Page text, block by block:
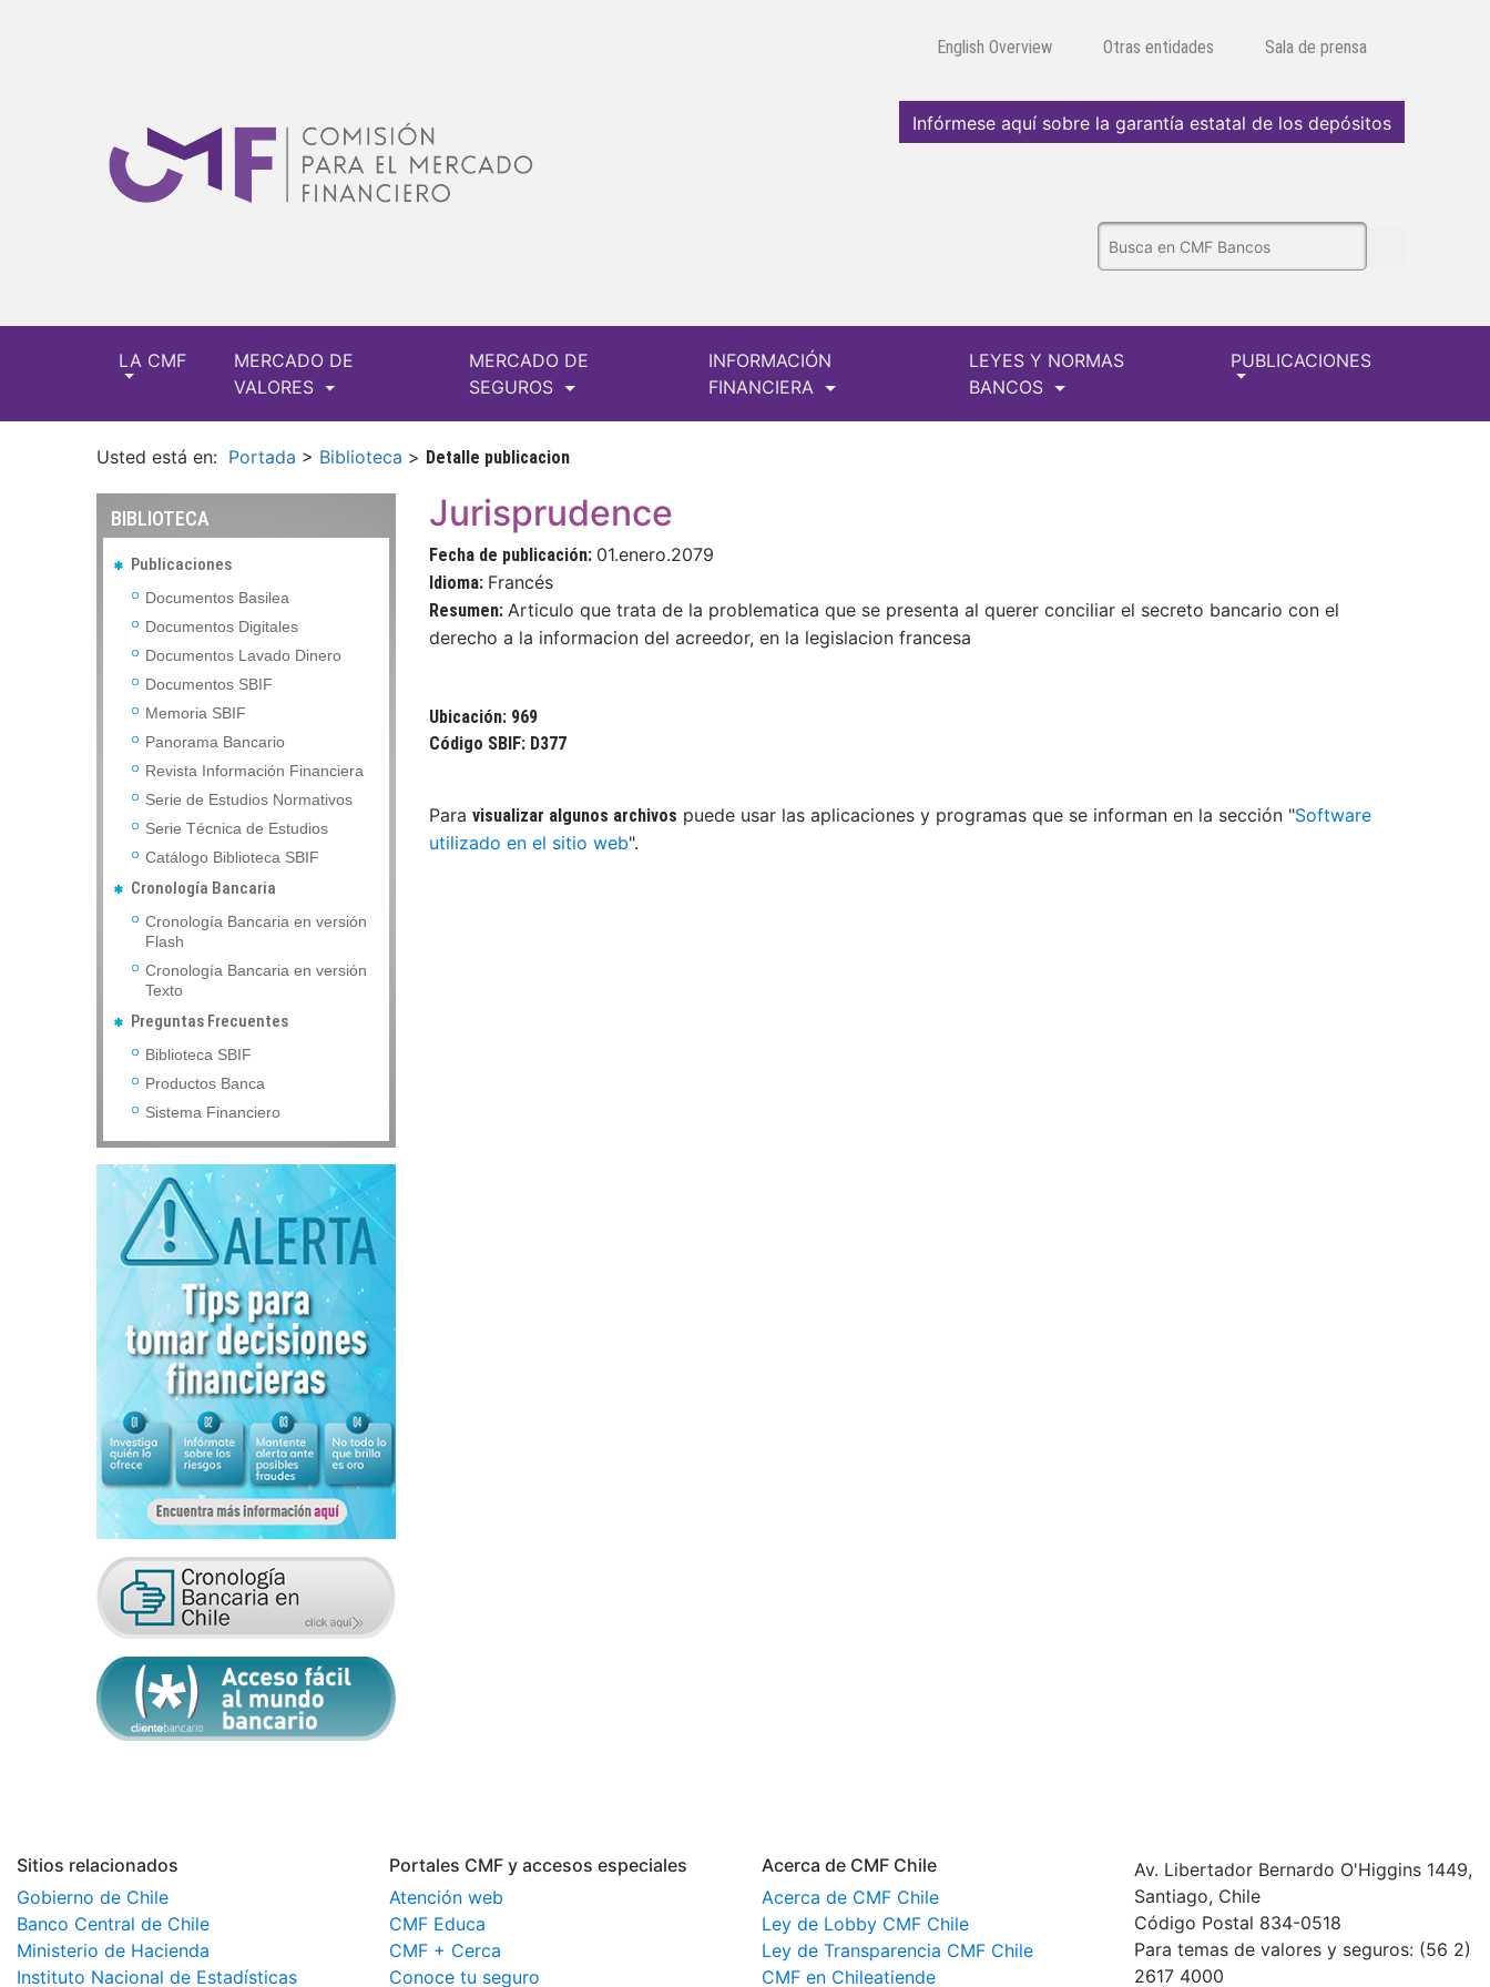
English Overview Otras entidades Sala de prensa
Infórmese aquí sobre la garantía estatal de los depósitos
LA CMF
MERCADO DE
VALORES
MERCADO DE
SEGUROS
INFORMACIÓN
FINANCIERA
LEYES Y NORMAS
BANCOS
PUBLICACIONES
Usted está en: Portada > Biblioteca > Detalle publicacion
BIBLIOTECA
Publicaciones
Documentos Basilea
Documentos Digitales
Documentos Lavado Dinero
Documentos SBIF
Memoria SBIF
Panorama Bancario
Revista Información Financiera
Serie de Estudios Normativos
Serie Técnica de Estudios
Catálogo Biblioteca SBIF
Cronología Bancaria
Cronología Bancaria en versión
Flash
Cronología Bancaria en versión
Texto
Preguntas Frecuentes
Biblioteca SBIF
Productos Banca
Sistema Financiero
Jurisprudence
Fecha de publicación: 01.enero.2079
Idioma: Francés
Resumen: Articulo que trata de la problematica que se presenta al querer conciliar el secreto bancario con el
derecho a la informacion del acreedor, en la legislacion francesa
Ubicación: 969
Código SBIF: D377
Para visualizar algunos archivos puede usar las aplicaciones y programas que se informan en la sección "Software
utilizado en el sitio web".
Sitios relacionados
Gobierno de Chile
Banco Central de Chile
Ministerio de Hacienda
Instituto Nacional de Estadísticas
Portales CMF y accesos especiales
Atención web
CMF Educa
CMF + Cerca
Conoce tu seguro
Acerca de CMF Chile
Acerca de CMF Chile
Ley de Lobby CMF Chile
Ley de Transparencia CMF Chile
CMF en Chileatiende
Av. Libertador Bernardo O'Higgins 1449,
Santiago, Chile
Código Postal 834-0518
Para temas de valores y seguros: (56 2)
2617 4000